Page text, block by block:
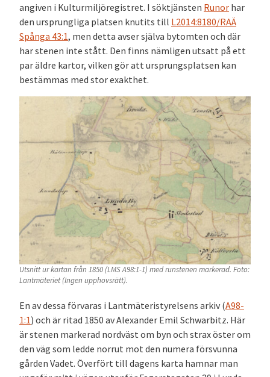
angiven i Kulturmiljöregistret. I söktjänsten Runor har
den ursprungliga platsen knutits till L2014:8180/RAÄ
Spånga 43:1, men detta avser själva bytomten och där
har stenen inte stått. Den finns nämligen utsatt på ett
par äldre kartor, vilken gör att ursprungsplatsen kan
bestämmas med stor exakthet.
Utsnitt ur kartan från 1850 (LMS A98:1-1) med runstenen markerad. Foto:
Lantmäteriet (Ingen upphovsrätt).
En av dessa förvaras i Lantmäteristyrelsens arkiv (A98-
1:1) och är ritad 1850 av Alexander Emil Schwarbitz. Här
är stenen markerad nordväst om byn och strax öster om
den väg som ledde norrut mot den numera försvunna
gården Vadet. Överfört till dagens karta hamnar man